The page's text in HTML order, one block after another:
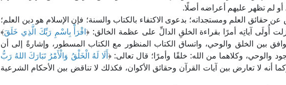
لم تظهر عليهم أعراضه أصلًا.
حقائق العلم ومستجداته؛ بدعوى الاكتفاء بالكتاب والسنة؛ فإن الإسلام هو دين العلم؛
أُولَى آياتِه أمرًا بقراءة الخلقِ الدالِّ على عظمة الخالق: ﴿اقْرَأْ بِاسْمِ رَبِّكَ الَّذِي خَلَقَ﴾
على التوافق بين الخلق والوحي، واتساق الكتاب المنظور مع الكتاب المسطور، وإشارةً إلى أن
والوحي، وكلاهما من الله: خلقًا وأمرًا؛ قال تعالى: ﴿أَلَا لَهُ الْخَلْقُ وَالْأَمْرُ تَبَارَكَ اللهُ رَبُّ
7]، وكما أنه لا تعارض بين آيات القرآن وحقائق الأكوان، فكذلك لا تناقض بين الأحكام الشرعية